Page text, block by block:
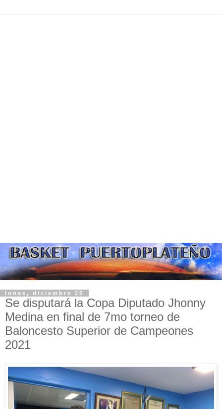
lunes, diciembre 25
Se disputará la Copa Diputado Jhonny
Medina en final de 7mo torneo de
Baloncesto Superior de Campeones
2021